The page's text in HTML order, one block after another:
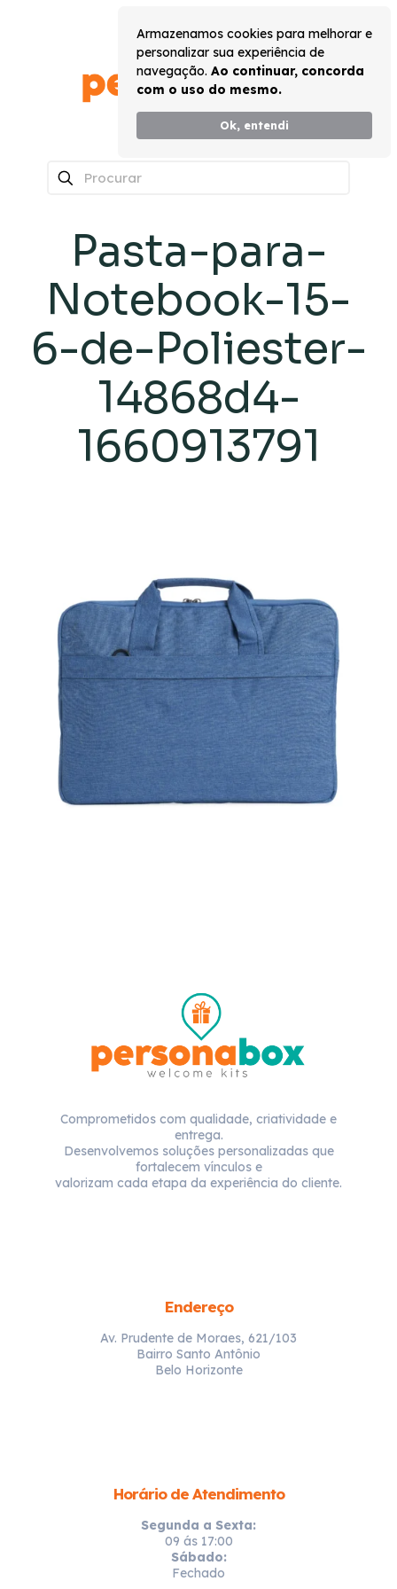
Armazenamos cookies para melhorar e
personalizar sua experiência de
navegação. Ao continuar, concorda
com o uso do mesmo.
Ok, entendi
Pasta-para-
Notebook-15-
6-de-Poliester-
14868d4-
1660913791
Comprometidos com qualidade, criatividade e
entrega.
Desenvolvemos soluções personalizadas que
fortalecem vínculos e
valorizam cada etapa da experiência do cliente.
Endereço
Av. Prudente de Moraes, 621/103
Bairro Santo Antônio
Belo Horizonte
Horário de Atendimento
Segunda a Sexta:
09 ás 17:00
Sábado:
Fechado